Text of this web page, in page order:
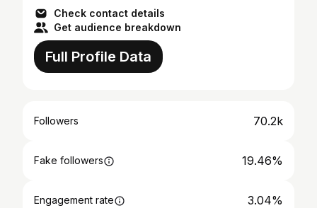
Check contact details
Get audience breakdown
Full Profile Data
Followers 70.2k
Fake followers 19.46%
Engagement rate 3.04%